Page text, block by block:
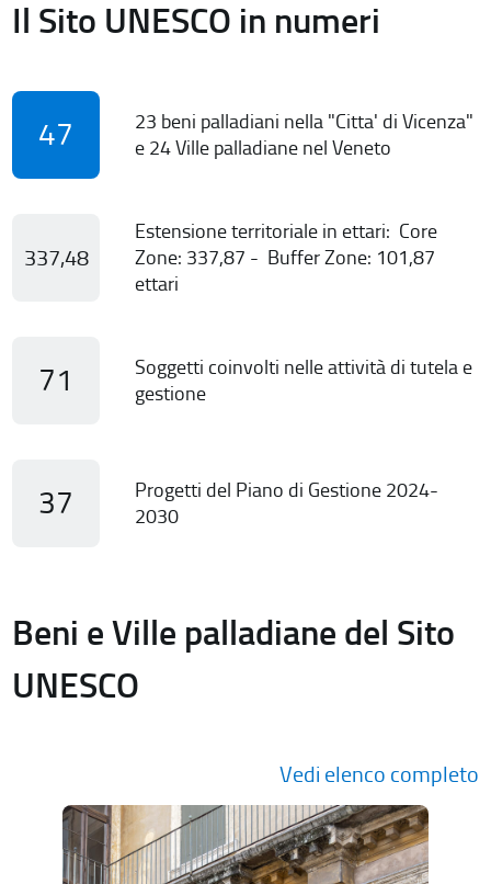
Il Sito UNESCO in numeri
47
23 beni palladiani nella "Citta' di Vicenza"
e 24 Ville palladiane nel Veneto
337,48
Estensione territoriale in ettari: Core
Zone: 337,87 - Buffer Zone: 101,87
ettari
71
Soggetti coinvolti nelle attività di tutela e
gestione
37
Progetti del Piano di Gestione 2024-
2030
Beni e Ville palladiane del Sito
UNESCO
Vedi elenco completo